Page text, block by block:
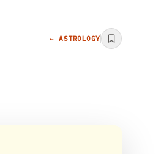
← ASTROLOGY